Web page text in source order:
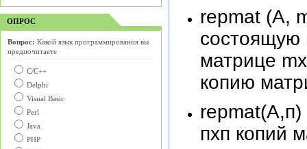
ОПРОС
Вопрос: Какой язык программирования вы
предпочитаете
С/C++
Delphi
Visual Basic
Perl
Java
PHP
repmat (А,
состоящую
матрице
копию
пхп копий